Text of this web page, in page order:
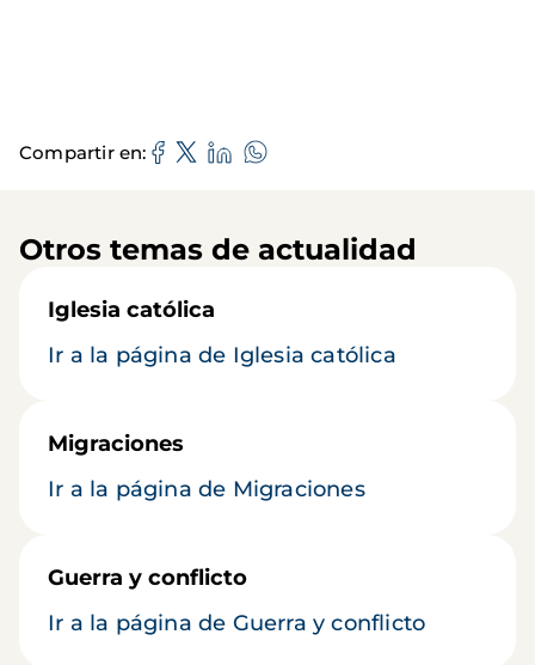
Compartir en
Otros temas de actualidad
Iglesia católica
Ir a la página de Iglesia católica
Migraciones
Ir a la página de Migraciones
Guerra y conflicto
Ir a la página de Guerra y conflicto